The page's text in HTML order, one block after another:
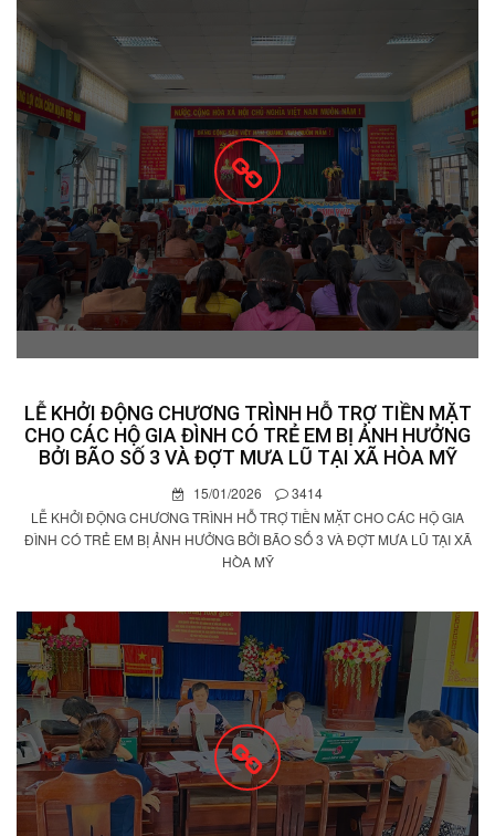
LỄ KHỞI ĐỘNG CHƯƠNG TRÌNH HỖ TRỢ TIỀN MẶT
CHO CÁC HỘ GIA ĐÌNH CÓ TRẺ EM BỊ ẢNH HƯỞNG
BỞI BÃO SỐ 3 VÀ ĐỢT MƯA LŨ TẠI XÃ HÒA MỸ
15/01/2026
3414
LỄ KHỞI ĐỘNG CHƯƠNG TRÌNH HỖ TRỢ TIỀN MẶT CHO CÁC HỘ GIA
ĐÌNH CÓ TRẺ EM BỊ ẢNH HƯỞNG BỞI BÃO SỐ 3 VÀ ĐỢT MƯA LŨ TẠI XÃ
HÒA MỸ